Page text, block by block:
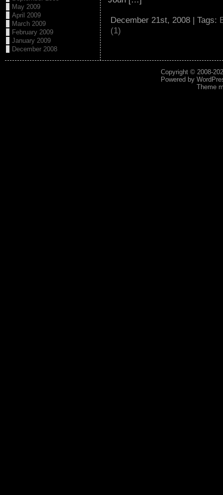
December 21st, 2008 | Tags:
(1)
May 2009
April 2009
March 2009
February 2009
January 2009
December 2008
Copyright © 2008-
Powered by
Theme